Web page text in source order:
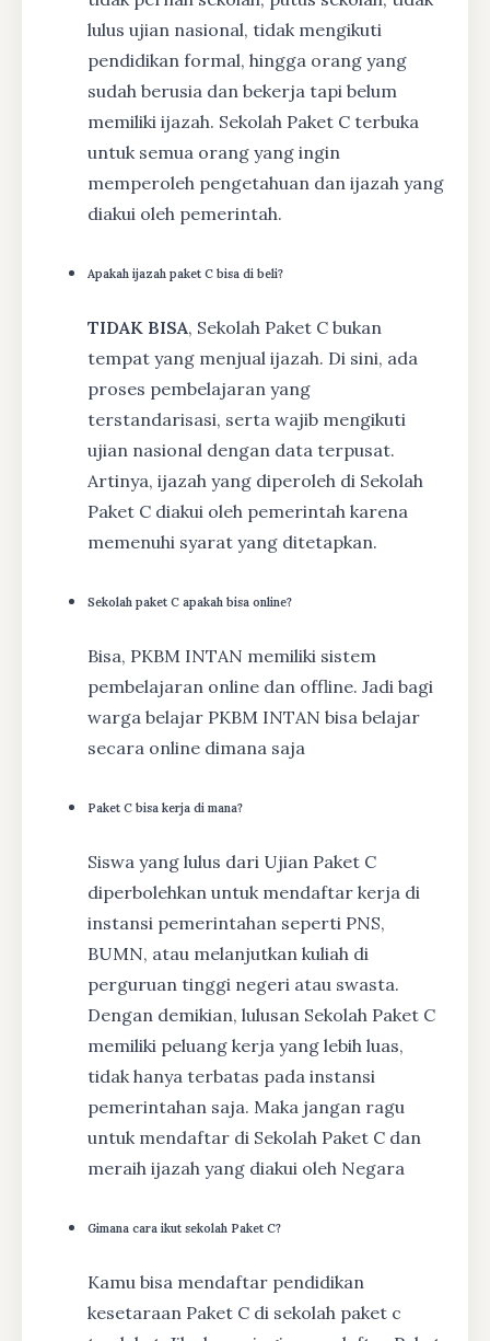
lulus ujian nasional, tidak mengikuti
pendidikan formal, hingga orang yang
sudah berusia dan bekerja tapi belum
memiliki ijazah. Sekolah Paket C terbuka
untuk semua orang yang ingin
memperoleh pengetahuan dan ijazah yang
diakui oleh pemerintah.
Apakah ijazah paket C bisa di beli?
TIDAK BISA, Sekolah Paket C bukan
tempat yang menjual ijazah. Di sini, ada
proses pembelajaran yang
terstandarisasi, serta wajib mengikuti
ujian nasional dengan data terpusat.
Artinya, ijazah yang diperoleh di Sekolah
Paket C diakui oleh pemerintah karena
memenuhi syarat yang ditetapkan.
Sekolah paket C apakah bisa online?
Bisa, PKBM INTAN memiliki sistem
pembelajaran online dan offline. Jadi bagi
warga belajar PKBM INTAN bisa belajar
secara online dimana saja
Paket C bisa kerja di mana?
Siswa yang lulus dari Ujian Paket C
diperbolehkan untuk mendaftar kerja di
instansi pemerintahan seperti PNS,
BUMN, atau melanjutkan kuliah di
perguruan tinggi negeri atau swasta.
Dengan demikian, lulusan Sekolah Paket C
memiliki peluang kerja yang lebih luas,
tidak hanya terbatas pada instansi
pemerintahan saja. Maka jangan ragu
untuk mendaftar di Sekolah Paket C dan
meraih ijazah yang diakui oleh Negara
Gimana cara ikut sekolah Paket C?
Kamu bisa mendaftar pendidikan
kesetaraan Paket C di sekolah paket c